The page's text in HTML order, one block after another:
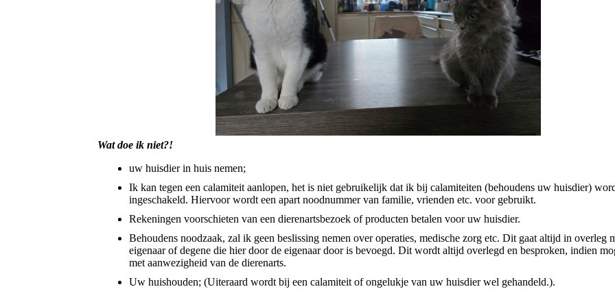
Wat doe ik niet?!
uw huisdier in huis nemen;
Ik kan tegen een calamiteit aanlopen, het is niet gebruikelijk dat ik bij calamiteiten (behoudens uw huisdier)
ingeschakeld. Hiervoor wordt een apart noodnummer van familie, vrienden etc. voor gebruikt.
Rekeningen voorschieten van een dierenartsbezoek of producten betalen voor uw huisdier.
Behoudens noodzaak, zal ik geen beslissing nemen over operaties, medische zorg etc. Dit gaat altijd in overleg
eigenaar of degene die hier door de eigenaar door is bevoegd. Dit wordt altijd overlegd en besproken, indien
met aanwezigheid van de dierenarts.
Uw huishouden; (Uiteraard wordt bij een calamiteit of ongelukje van uw huisdier wel gehandeld.).